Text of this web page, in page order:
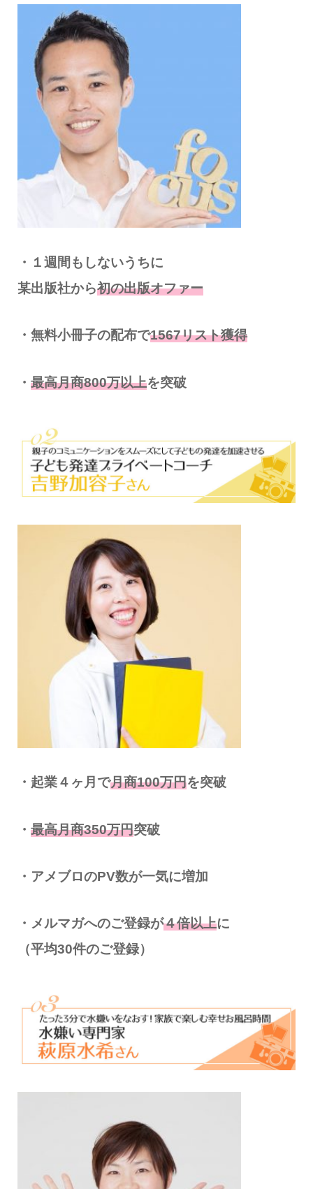
・１週間もしないうちに
某出版社から初の出版オファー
・無料小冊子の配布で1567リスト獲得
・ 最高月商800万以上を突破
・起業４ヶ月で月商100万円を突破
・ 最高月商350万円突破
・アメブロのPV数が一気に増加
・メルマガへのご登録が４倍以上に
（平均30件のご登録）